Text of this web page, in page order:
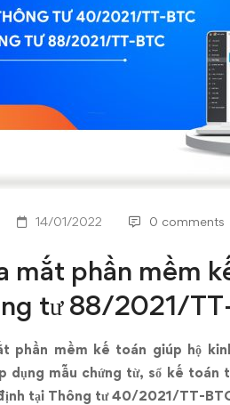
14/01/2022 0 comments
mắt phần mềm
tư 88/2021/
phần mềm kế toán giúp hộ
dụng mẫu chứng từ, sổ kế
tại Thông tư 40/2021/TT-